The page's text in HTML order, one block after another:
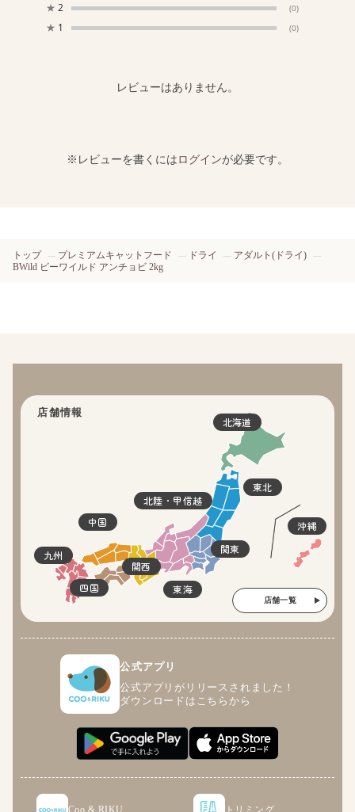
★ 2 (0)
★ 1 (0)
レビューはありません。
※レビューを書くにはログインが必要です。
トップ プレミアムキャットフード ドライ
アダルト(ドライ)
BWild ビーワイルド アンチョビ 2kg
店舗情報
北海道
東北
関東
北陸・甲信越
東海
関西
四国
中国
九州
沖縄
店舗一覧
公式アプリ
公式アプリがリリースされました！
ダウンロードはこちらから
Coo & RIKU トリミング